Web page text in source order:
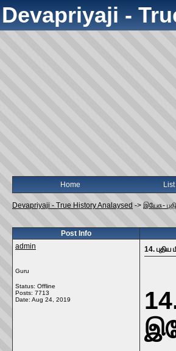
Devapriyaji -
Home
Devapriyaji - True History Analaysed -> இயேசு-
Post Info
admin
Guru
Status: Offline
Posts: 7713
Date: Aug 24, 2019
14.